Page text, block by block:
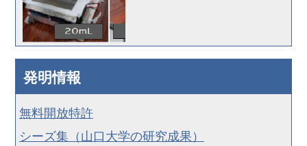
発明情報
無料開放特許
シーズ集（山口大学の研究成果）